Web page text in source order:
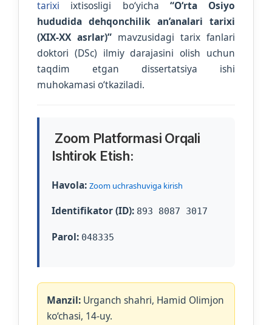
tarixi ixtisosligi bo‘yicha “O‘rta Osiyo
hududida dehqonchilik an’analari tarixi
(XIX-XX asrlar)” mavzusidagi tarix fanlari
doktori (DSc) ilmiy darajasini olish uchun
taqdim etgan dissertatsiya ishi
muhokamasi o‘tkaziladi.
Zoom Platformasi Orqali
Ishtirok Etish:
Havola: Zoom uchrashuviga kirish
Identifikator (ID): 893 8087 3017
Parol: 048335
Manzil: Urganch shahri, Hamid Olimjon
ko‘chasi, 14-uy.